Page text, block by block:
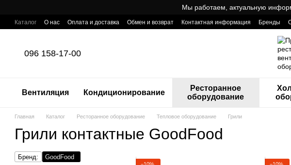
Мы работаем, актуальную
Каталог О нас Оплата и доставка Обмен и возврат Контактная информация Бренды
096 158-17-00
Вентиляция Кондиционирование
Ресторанное
оборудование
Главная Каталог Ресторанное оборудование Тепловое оборудование Грили
Грили контактные GoodFood
−10% −10%
Бренд:
GoodFood